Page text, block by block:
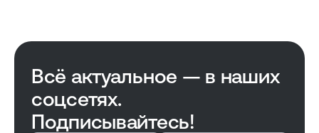
Всё актуальное — в наших
соцсетях.
Подписывайтесь!